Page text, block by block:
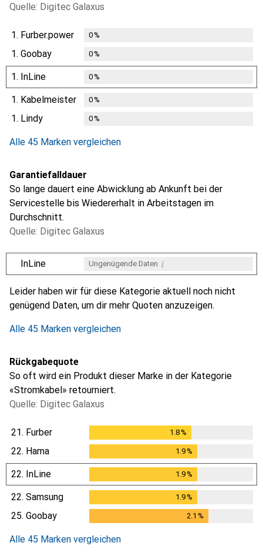
Quelle: Digitec Galaxus
1. Furber.power 0%
1. Goobay 0%
1. InLine 0%
1. Kabelmeister 0%
1. Lindy 0%
Alle 45 Marken vergleichen
Garantiefalldauer
So lange dauert eine Abwicklung ab Ankunft bei der
Servicestelle bis Wiedererhalt in Arbeitstagen im
Durchschnitt.
Quelle: Digitec Galaxus
InLine Ungenügende Daten i
Leider haben wir für diese Kategorie aktuell noch nicht
genügend Daten, um dir mehr Quoten anzuzeigen.
Alle 45 Marken vergleichen
Rückgabequote
So oft wird ein Produkt dieser Marke in der Kategorie
«Stromkabel» retourniert.
Quelle: Digitec Galaxus
21. Furber 1.8%
22. Hama 1.9%
22. InLine 1.9%
22. Samsung 1.9%
25. Goobay 2.1 %
Alle 45 Marken vergleichen